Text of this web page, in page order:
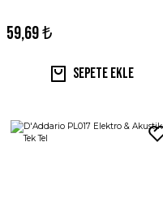
59,69 ₺
Sepete Ekle